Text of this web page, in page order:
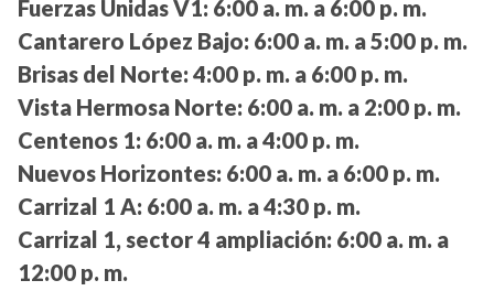
Fuerzas Unidas V1: 6:00 a. m. a 6:00 p. m.
Cantarero López Bajo: 6:00 a. m. a 5:00 p. m.
Brisas del Norte: 4:00 p. m. a 6:00 p. m.
Vista Hermosa Norte: 6:00 a. m. a 2:00 p. m.
Centenos 1: 6:00 a. m. a 4:00 p. m.
Nuevos Horizontes: 6:00 a. m. a 6:00 p. m.
Carrizal 1 A: 6:00 a. m. a 4:30 p. m.
Carrizal 1, sector 4 ampliación: 6:00 a. m. a
12:00 p. m.